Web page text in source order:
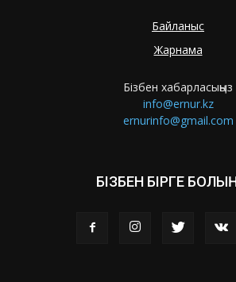
Байланыс
Жарнама
Бізбен хабарласыңыз
info@ernur.kz
ernurinfo@gmail.com
БІЗБЕН БІРГЕ